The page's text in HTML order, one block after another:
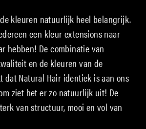
kleuren natuurlijk heel belangrijk.
een kleur extensions naar
hebben! De combinatie van
en de kleuren van de
dat Natural Hair identiek is aan ons
ziet het er zo natuurlijk uit! De
van structuur, mooi en vol van